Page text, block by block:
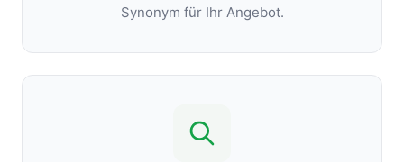
Synonym für Ihr Angebot.